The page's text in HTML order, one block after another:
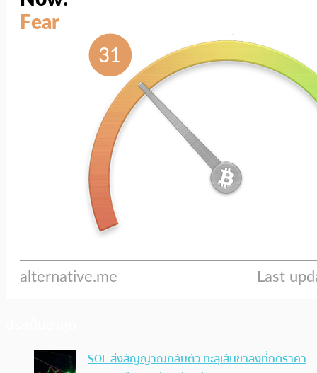
SOL ส่งสัญญาณกลับตัว ทะลุเส้นขาลงที่กดราคา